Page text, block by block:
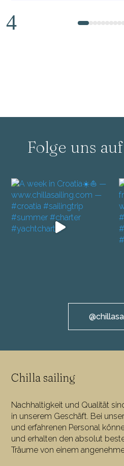
1 23456789
Folge uns
Chilla sailing
Nachhaltigkeit und Qualität
in unserem Geschäft. Bei
und erfahrenen Personal
und erhalten den absolut
Träume von einem